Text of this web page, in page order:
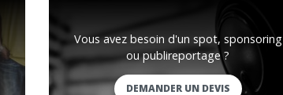
Vous avez besoin d'un spot, sponsoring
ou publireportage ?
DEMANDER UN DEVIS